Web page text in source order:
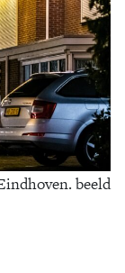
beeld